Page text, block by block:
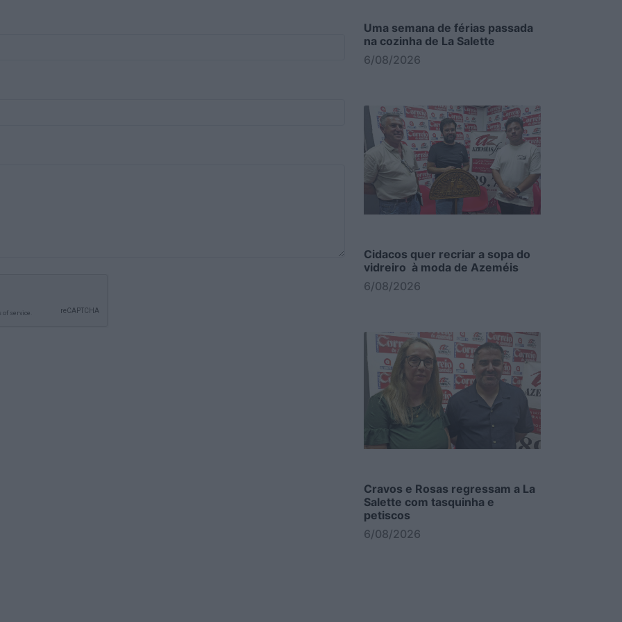
Uma semana de férias passada
na cozinha de La Salette
6/08/2026
Cidacos quer recriar a sopa do
vidreiro à moda de Azeméis
6/08/2026
Cravos e Rosas regressam a La
Salette com tasquinha e
petiscos
6/08/2026